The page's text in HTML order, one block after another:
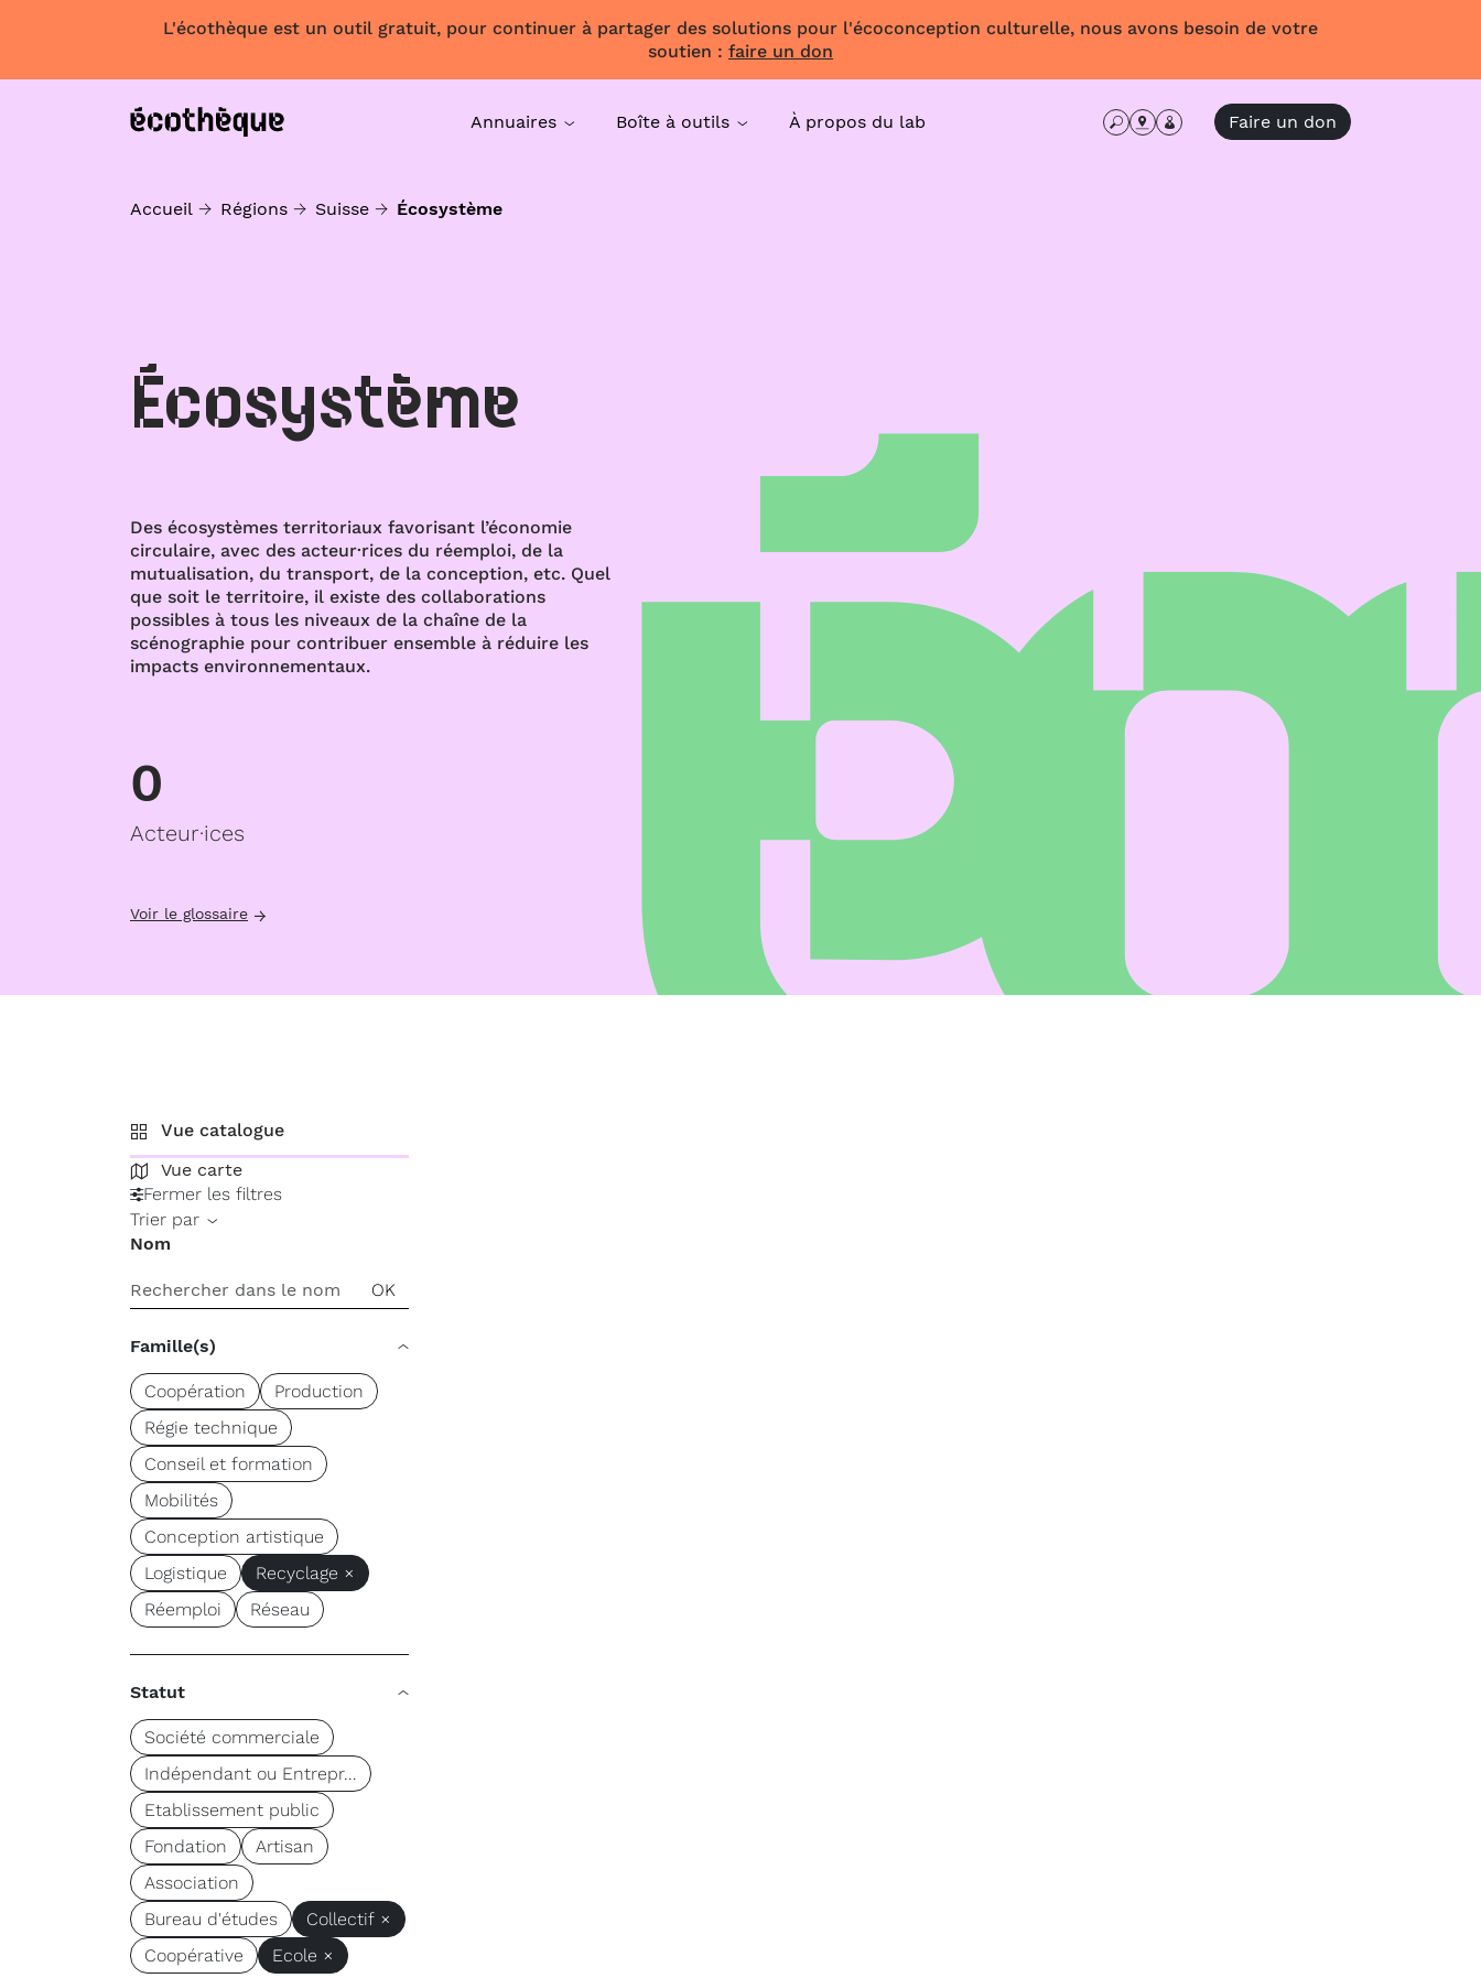
L'écothèque est un outil gratuit, pour continuer à partager des solutions pour l'écoconception culturelle, nous avons besoin de votre
soutien : faire un don
Annuaires Boîte à outils À propos du lab Faire un don
Accueil Régions Suisse Écosystème
Écosystème
Des écosystèmes territoriaux favorisant l’économie
circulaire, avec des acteur·rices du réemploi, de la
mutualisation, du transport, de la conception, etc. Quel
que soit le territoire, il existe des collaborations
possibles à tous les niveaux de la chaîne de la
scénographie pour contribuer ensemble à réduire les
impacts environnementaux.
0
Acteur·ices
Voir le glossaire
Vue catalogue
Vue carte
Fermer les filtres
Trier par
Nom
Famille(s)
Coopération
Production
Régie technique
Conseil et formation
Mobilités
Conception artistique
Logistique
Recyclage ×
Réemploi
Réseau
Statut
Société commerciale
Indépendant ou Entrepr...
Etablissement public
Fondation
Artisan
Association
Bureau d'études
Collectif ×
Coopérative
Ecole ×